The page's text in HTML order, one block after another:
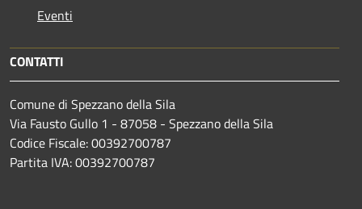
Eventi
CONTATTI
Comune di Spezzano della Sila
Via Fausto Gullo 1 - 87058 - Spezzano della Sila
Codice Fiscale: 00392700787
Partita IVA: 00392700787